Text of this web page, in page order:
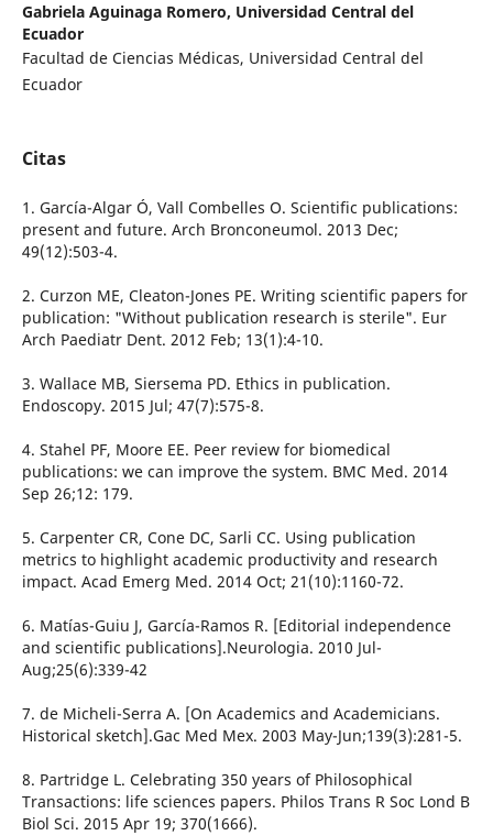
Gabriela Aguinaga Romero, Universidad Central del
Ecuador
Facultad de Ciencias Médicas, Universidad Central del
Ecuador
Citas
1. García-Algar Ó, Vall Combelles O. Scientific publications:
present and future. Arch Bronconeumol. 2013 Dec;
49(12):503-4.
2. Curzon ME, Cleaton-Jones PE. Writing scientific papers for
publication: "Without publication research is sterile". Eur
Arch Paediatr Dent. 2012 Feb; 13(1):4-10.
3. Wallace MB, Siersema PD. Ethics in publication.
Endoscopy. 2015 Jul; 47(7):575-8.
4. Stahel PF, Moore EE. Peer review for biomedical
publications: we can improve the system. BMC Med. 2014
Sep 26;12: 179.
5. Carpenter CR, Cone DC, Sarli CC. Using publication
metrics to highlight academic productivity and research
impact. Acad Emerg Med. 2014 Oct; 21(10):1160-72.
6. Matías-Guiu J, García-Ramos R. [Editorial independence
and scientific publications].Neurologia. 2010 Jul-
Aug;25(6):339-42
7. de Micheli-Serra A. [On Academics and Academicians.
Historical sketch].Gac Med Mex. 2003 May-Jun;139(3):281-5.
8. Partridge L. Celebrating 350 years of Philosophical
Transactions: life sciences papers. Philos Trans R Soc Lond B
Biol Sci. 2015 Apr 19; 370(1666).